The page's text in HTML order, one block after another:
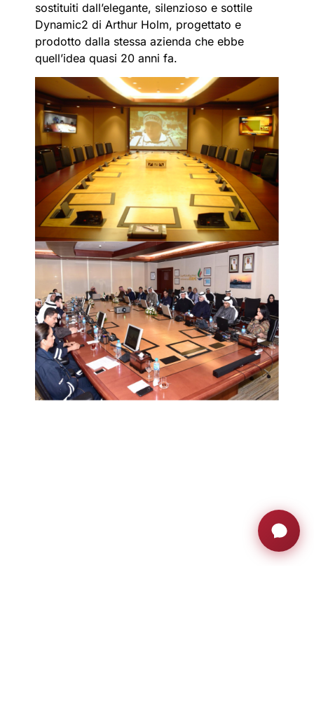
sostituiti dall’elegante, silenzioso e sottile
Dynamic2 di Arthur Holm, progettato e
prodotto dalla stessa azienda che ebbe
quell’idea quasi 20 anni fa.